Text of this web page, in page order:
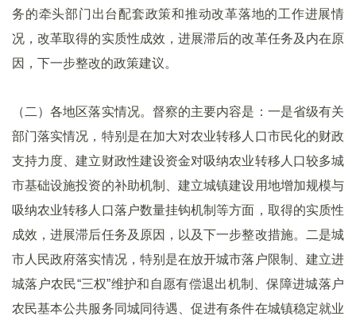
务的牵头部门出台配套政策和推动改革落地的工作进展情
况，改革取得的实质性成效，进展滞后的改革任务及内在原
因，下一步整改的政策建议。
（二）各地区落实情况。督察的主要内容是：一是省级有关
部门落实情况，特别是在加大对农业转移人口市民化的财政
支持力度、建立财政性建设资金对吸纳农业转移人口较多城
市基础设施投资的补助机制、建立城镇建设用地增加规模与
吸纳农业转移人口落户数量挂钩机制等方面，取得的实质性
成效，进展滞后任务及原因，以及下一步整改措施。二是城
市人民政府落实情况，特别是在放开城市落户限制、建立进
城落户农民“三权”维护和自愿有偿退出机制、保障进城落户
农民基本公共服务同城同待遇、促进有条件在城镇稳定就业